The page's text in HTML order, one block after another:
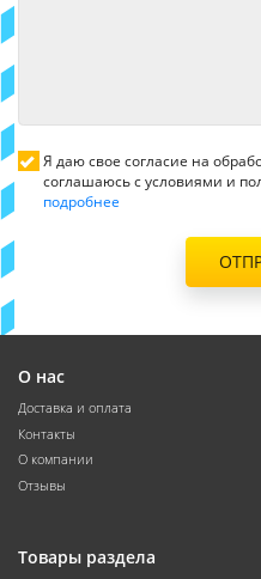
Я даю свое согласие на
соглашаюсь с условиями и
подробнее
О нас
Доставка и оплата
Контакты
О компании
Отзывы
Товары раздела